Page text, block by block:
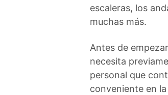
escaleras, los
muchas más.
Antes de
necesita
personal que
conveniente en